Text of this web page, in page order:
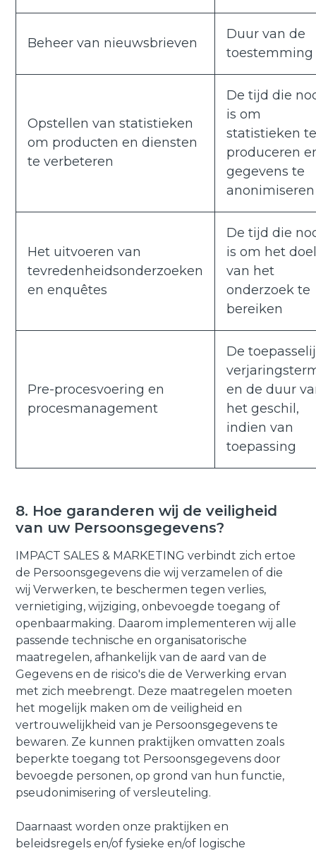
Beheer van nieuwsbrieven
Duur van de
toestemming
Opstellen van statistieken
om producten en diensten
te verbeteren
De tijd die
is om
statistieken
produceren
gegevens te
anonimiseren
Het uitvoeren van
tevredenheidsonderzoeken
en enquêtes
De tijd die
is om het
van het
onderzoek te
bereiken
Pre-procesvoering en
procesmanagement
De
en de duur
het geschil,
indien van
toepassing
8. Hoe garanderen wij de veiligheid
van uw Persoonsgegevens?
IMPACT SALES & MARKETING verbindt zich ertoe
de Persoonsgegevens die wij verzamelen of die
wij Verwerken, te beschermen tegen verlies,
vernietiging, wijziging, onbevoegde toegang of
openbaarmaking. Daarom implementeren wij alle
passende technische en organisatorische
maatregelen, afhankelijk van de aard van de
Gegevens en de risico's die de Verwerking ervan
met zich meebrengt. Deze maatregelen moeten
het mogelijk maken om de veiligheid en
vertrouwelijkheid van je Persoonsgegevens te
bewaren. Ze kunnen praktijken omvatten zoals
beperkte toegang tot Persoonsgegevens door
bevoegde personen, op grond van hun functie,
pseudonimisering of versleuteling.
Daarnaast worden onze praktijken en
beleidsregels en/of fysieke en/of logische